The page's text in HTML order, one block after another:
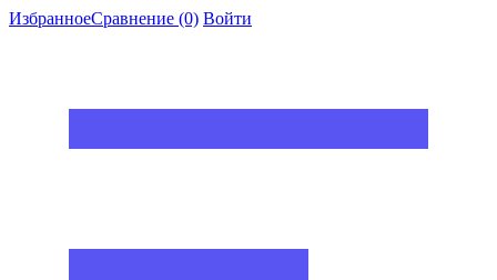
ИзбранноеСравнение (0) Войти